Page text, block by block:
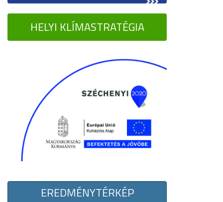
HELYI KLÍMASTRATÉGIA
EREDMÉNYTÉRKÉP